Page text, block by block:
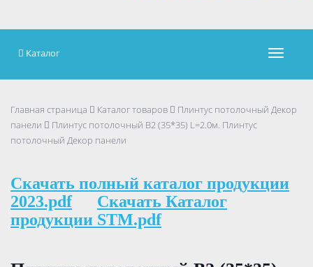
Каталог
Главная страница Каталог товаров
Плинтус потолочный Декор
панели
Плинтус потолочный В2 (35*35) L=2.0м. Плинтус
потолочный Декор панели
Скачать полный каталог продукции
2023.pdf
Скачать Каталог
продукции STM.pdf